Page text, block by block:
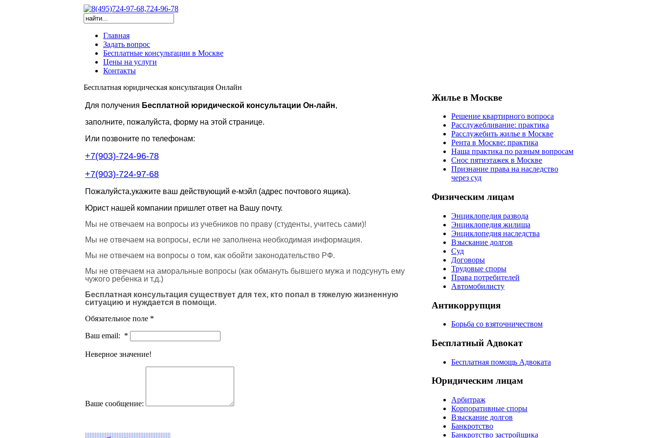
Главная
Задать вопрос
Бесплатные консультации в Москве
Цены на услуги
Контакты
Бесплатная юридическая консультация Онлайн
Для получения Бесплатной юридической консультации Он-лайн,
заполните, пожалуйста, форму на этой странице.
Или позвоните по телефонам:
+7(903)-724-96-78
+7(903)-724-97-68
Пожалуйста,укажите ваш действующий е-мэйл (адрес почтового ящика).
Юрист нашей компании пришлет ответ на Вашу почту.
Мы не отвечаем на вопросы из учебников по праву (студенты, учитесь сами)!
Мы не отвечаем на вопросы, если не заполнена необходимая информация.
Мы не отвечаем на вопросы о том, как обойти законодательство РФ.
Мы не отвечаем на аморальные вопросы (как обмануть бывшего мужа и подсунуть ему
чужого ребенка и т.д.)
Бесплатная консультация существует для тех, кто попал в тяжелую жизненную
ситуацию и нуждается в помощи.
Обязательное поле *
Ваш email: *
Неверное значение!
Ваше сообщение:
Жилье в Москве
Решение квартирного вопроса
Расслужебливание: практика
Расслужебить жилье в Москве
Рента в Москве: практика
Наша практика по разным вопросам
Снос пятиэтажек в Москве
Признание права на наследство
через суд
Физическим лицам
Энциклопедия развода
Энциклопедия жилища
Энциклопедия наследства
Взыскание долгов
Суд
Договоры
Трудовые споры
Права потребителей
Автомобилисту
Антикоррупция
Борьба со взяточничеством
Бесплатный Адвокат
Бесплатная помощь Адвоката
Юридическим лицам
Арбитраж
Корпоративные споры
Взыскание долгов
Банкротство
Банкротство застройщика